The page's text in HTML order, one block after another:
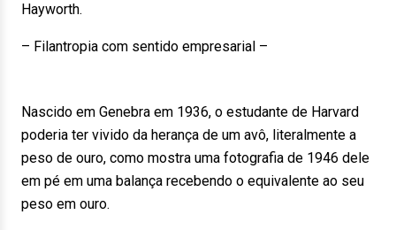
Hayworth.
– Filantropia com sentido empresarial –
Nascido em Genebra em 1936, o estudante de Harvard
poderia ter vivido da herança de um avô, literalmente a
peso de ouro, como mostra uma fotografia de 1946 dele
em pé em uma balança recebendo o equivalente ao seu
peso em ouro.